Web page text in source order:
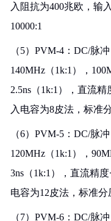
入阻抗为400兆欧，输
10000:1
（5）PVM-4：DC/脉
140MHz（1k:1），
2.5ns（1k:1），直流
入电容为8皮法，标准
（6）PVM-5：DC/脉
120MHz（1k:1），
3ns（1k:1），直流精
电容为12皮法，标准分
（7）PVM-6：DC/脉